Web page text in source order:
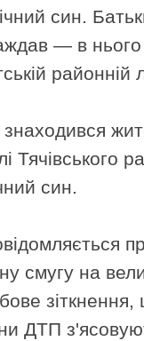
син.
— в
районній
Тячівського
син.
смугу на
ДТП